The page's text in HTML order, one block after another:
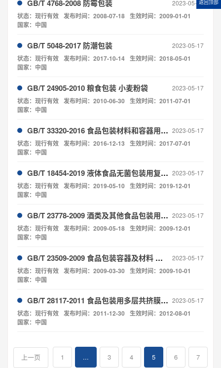
GB/T 4768-2008 防霉包装 2023-05-17
状态：现行有效 发布时间：2008-07-18 生效时间：2009-01-01
国家：中国
GB/T 5048-2017 防潮包装 2023-05-17
状态：现行有效 发布时间：2017-10-14 生效时间：2018-05-01
国家：中国
GB/T 24905-2010 粮食包装 小麦粉袋 2023-05-17
状态：现行有效 发布时间：2010-06-30
生效时间：2011-07-01
国家：中国
GB/T 33320-2016 食品包装材料和容器用胶粘剂 2023-05-17
状态：现行有效 发布时间：2016-12-13
生效时间：2017-07-01
国家：中国
GB/T 18454-2019 液体食品无菌包装用复合袋 2023-05-17
状态：现行有效 发布时间：2019-05-10
生效时间：2019-12-01
国家：中国
GB/T 23778-2009 酒类及其他食品包装用软木塞 2023-05-17
状态：现行有效 发布时间：2009-05-18 生效时间：2009-12-01
国家：中国
GB/T 23509-2009 食品包装容器及材料 分类 2023-05-17
状态：现行有效 发布时间：2009-03-30
生效时间：2009-10-01
国家：中国
GB/T 28117-2011 食品包装用多层共挤膜、袋 2023-05-17
状态：现行有效 发布时间：2011-12-30
生效时间：2012-08-01
国家：中国
上一页 1 ... 3 4 5 6 7
返回顶部